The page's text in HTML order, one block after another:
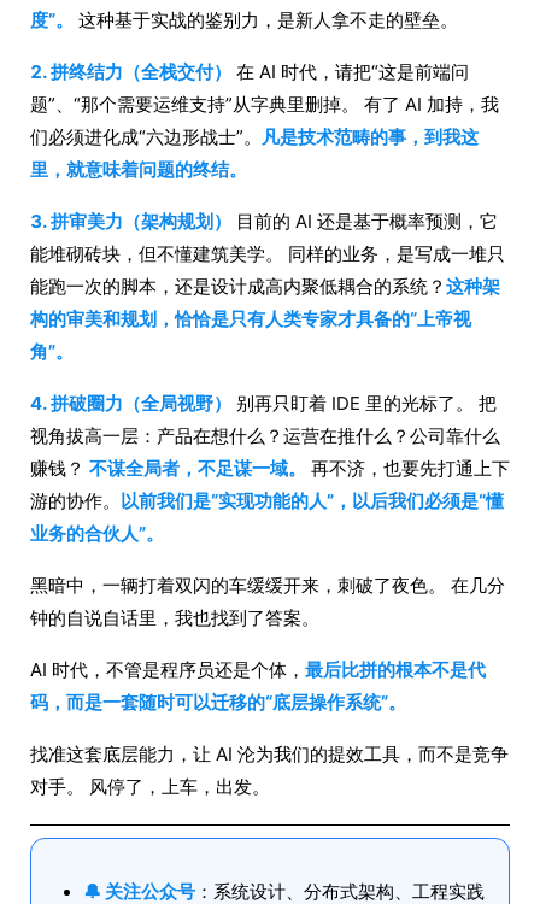
度”。
这种基于实战的鉴别力，是新人拿不走的壁垒。
2. 拼终结力（全栈交付）
在 AI 时代，请把“这是前端问
题”、“那个需要运维支持”从字典里删掉。 有了 AI 加持，我
们必须进化成“六边形战士”。 凡是技术范畴的事，到我这
里，就意味着问题的终结。
3. 拼审美力（架构规划）
目前的 AI 还是基于概率预测，它
能堆砌砖块，但不懂建筑美学。 同样的业务，是写成一堆只
能跑一次的脚本，还是设计成高内聚低耦合的系统？ 这种架
构的审美和规划，恰恰是只有人类专家才具备的“上帝视
角”。
4. 拼破圈力（全局视野）
别再只盯着 IDE 里的光标了。 把
视角拔高一层：产品在想什么？运营在推什么？公司靠什么
赚钱？ 不谋全局者，不足谋一域。
再不济，也要先打通上下
游的协作。 以前我们是“实现功能的人”，以后我们必须是“懂
业务的合伙人”。
黑暗中，一辆打着双闪的车缓缓开来，刺破了夜色。 在几分
钟的自说自话里，我也找到了答案。
AI 时代，不管是程序员还是个体， 最后比拼的根本不是代
码，而是一套随时可以迁移的“底层操作系统”。
找准这套底层能力，让 AI 沦为我们的提效工具，而不是竞争
对手。 风停了，上车，出发。
🔔 关注公众号 ：系统设计、分布式架构、工程实践